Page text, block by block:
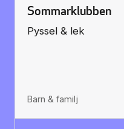
Sommarklubben
Pyssel & lek
Barn & familj